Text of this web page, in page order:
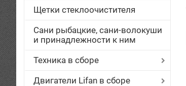
Щетки стеклоочистителя
Сани рыбацкие, сани-волокуши
и принадлежности к ним
Техника в сборе
Двигатели Lifan в сборе